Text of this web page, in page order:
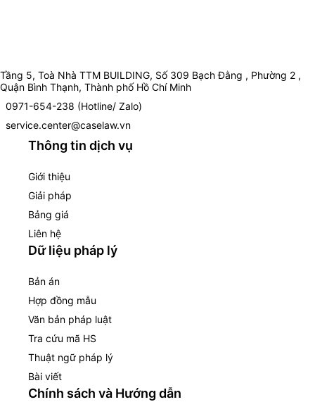
Tầng 5, Toà Nhà TTM BUILDING, Số 309 Bạch Đằng , Phường 2 ,
Quận Bình Thạnh, Thành phố Hồ Chí Minh
0971-654-238 (Hotline/ Zalo)
service.center@caselaw.vn
Thông tin dịch vụ
Giới thiệu
Giải pháp
Bảng giá
Liên hệ
Dữ liệu pháp lý
Bản án
Hợp đồng mẫu
Văn bản pháp luật
Tra cứu mã HS
Thuật ngữ pháp lý
Bài viết
Chính sách và Hướng dẫn